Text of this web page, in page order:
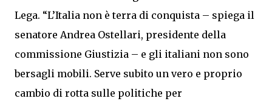
Lega. “L’Italia non è terra di conquista – spiega il
senatore Andrea Ostellari, presidente della
commissione Giustizia – e gli italiani non sono
bersagli mobili. Serve subito un vero e proprio
cambio di rotta sulle politiche per